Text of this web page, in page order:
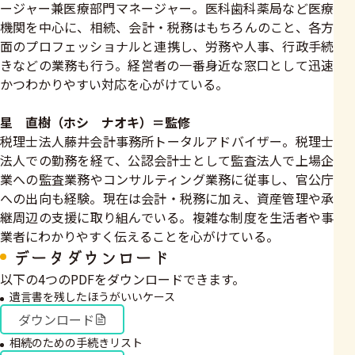
ージャー兼医療部門マネージャー。医科歯科薬局など医療
機関を中心に、相続、会計・税務はもちろんのこと、各方
面のプロフェッショナルと連携し、労務や人事、行政手続
きなどの業務も行う。経営者の一番身近な窓口として迅速
かつわかりやすい対応を心がけている。
星 直樹（ホシ ナオキ）＝監修
税理士法人藤井会計事務所トータルアドバイザー。税理士
法人での勤務を経て、公認会計士として監査法人で上場企
業への監査業務やコンサルティング業務に従事し、官公庁
への出向も経験。現在は会計・税務に加え、資産管理や承
継周辺の支援に取り組んでいる。複雑な制度を生活者や事
業者にわかりやすく伝えることを心がけている。
データダウンロード
以下の4つのPDFをダウンロードできます。
遺言書を残したほうがいいケース
ダウンロード
相続のための手続きリスト